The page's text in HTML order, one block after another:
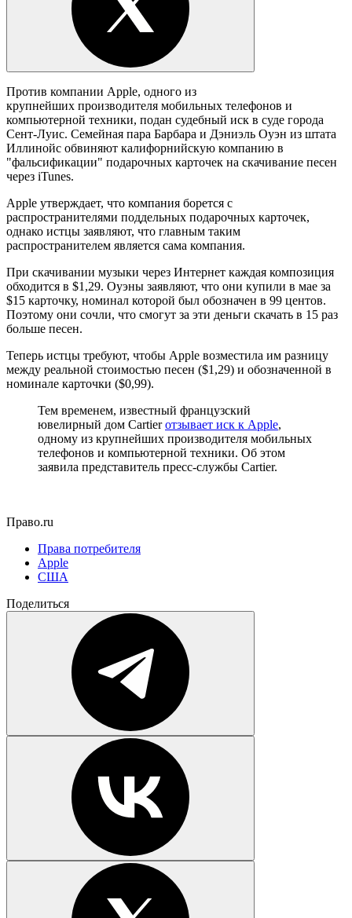
Против компании Apple, одного из
крупнейших производителя мобильных телефонов и
компьютерной техники, подан судебный иск в суде города
Сент-Луис. Семейная пара Барбара и Дэниэль Оуэн из штата
Иллинойс обвиняют калифорнийскую компанию в
"фальсификации" подарочных карточек на скачивание песен
через iTunes.
Apple утверждает, что компания борется с
распространителями поддельных подарочных карточек,
однако истцы заявляют, что главным таким
распространителем является сама компания.
При скачивании музыки через Интернет каждая композиция
обходится в $1,29. Оуэны заявляют, что они купили в мае за
$15 карточку, номинал которой был обозначен в 99 центов.
Поэтому они сочли, что смогут за эти деньги скачать в 15 раз
больше песен.
Теперь истцы требуют, чтобы Apple возместила им разницу
между реальной стоимостью песен ($1,29) и обозначенной в
номинале карточки ($0,99).
Тем временем, известный французский
ювелирный дом Cartierотзывает иск к Apple,
одному из крупнейших производителя мобильных
телефонов и компьютерной техники. Об этом
заявила представитель пресс-службы Cartier.
Право.ru
Права потребителя
Apple
США
Поделиться